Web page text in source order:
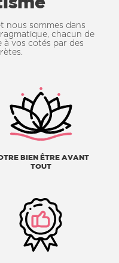
nous sommes dans
chacun de
à vos cotés par des
BIEN ÊTRE AVANT
TOUT